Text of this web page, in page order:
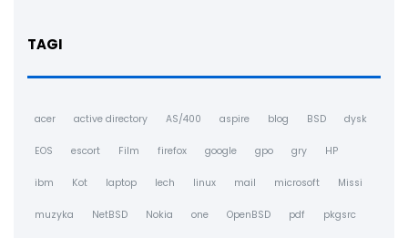
TAGI
acer active directory AS/400 aspire blog BSD dysk
EOS escort Film firefox google gpo gry HP
ibm Kot laptop lech linux mail microsoft Missi
muzyka NetBSD Nokia one OpenBSD pdf pkgsrc